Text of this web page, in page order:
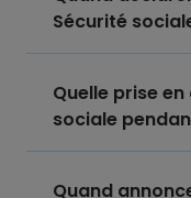
Sécurité
Quelle prise
sociale
Quand